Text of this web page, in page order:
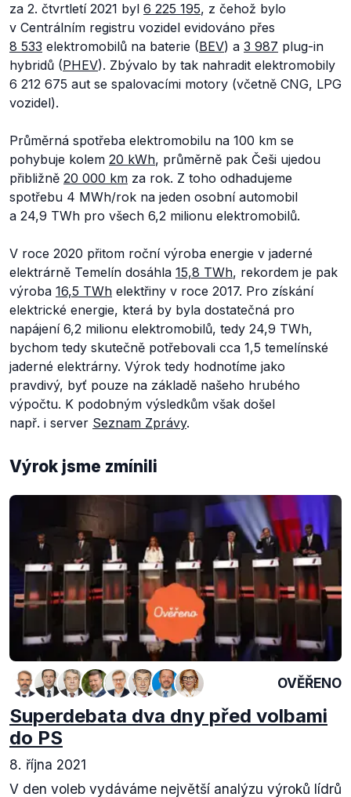
za 2. čtvrtletí 2021 byl 6 225 195, z čehož bylo
v Centrálním registru vozidel evidováno přes
8 533 elektromobilů na baterie (BEV) a 3 987 plug-in
hybridů (PHEV). Zbývalo by tak nahradit elektromobily
6 212 675 aut se spalovacími motory (včetně CNG, LPG
vozidel).
Průměrná spotřeba elektromobilu na 100 km se
pohybuje kolem 20 kWh, průměrně pak Češi ujedou
přibližně 20 000 km za rok. Z toho odhadujeme
spotřebu 4 MWh/rok na jeden osobní automobil
a 24,9 TWh pro všech 6,2 milionu elektromobilů.
V roce 2020 přitom roční výroba energie v jaderné
elektrárně Temelín dosáhla 15,8 TWh, rekordem je pak
výroba 16,5 TWh elektřiny v roce 2017. Pro získání
elektrické energie, která by byla dostatečná pro
napájení 6,2 milionu elektromobilů, tedy 24,9 TWh,
bychom tedy skutečně potřebovali cca 1,5 temelínské
jaderné elektrárny. Výrok tedy hodnotíme jako
pravdivý, byť pouze na základě našeho hrubého
výpočtu. K podobným výsledkům však došel
např. i server Seznam Zprávy.
Výrok jsme zmínili
OVĚŘENO
Superdebata dva dny před volbami
do PS
8. října 2021
V den voleb vydáváme největší analýzu výroků lídrů